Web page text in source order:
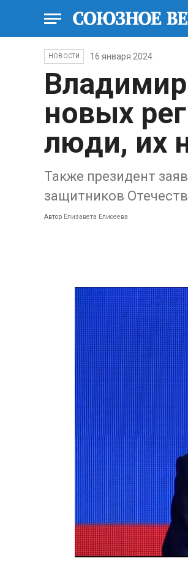
НОВОСТИ 16 января 2024
новых
люди, их
Также президент
защитников
Автор Елизавета Елисеева